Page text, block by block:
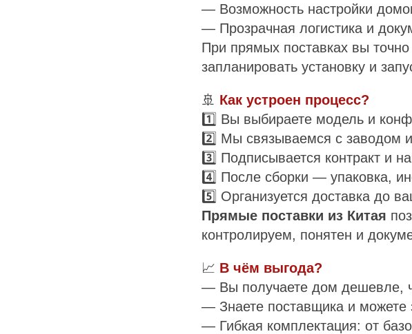
— Возможность настройки
— Прозрачная логистика и
При прямых поставках вы
запланировать установку и
🚢 Как устроен процесс?
1️⃣ Вы выбираете модель и
2️⃣ Мы связываемся с заводом
3️⃣ Подписывается контракт и
4️⃣ После сборки — упаковка,
5️⃣ Организуется доставка до
Прямые поставки из Китая
контролируем, понятен и
📈 В чём выгода?
— Вы получаете дом дешевле,
— Знаете поставщика и можете
— Гибкая комплектация: от